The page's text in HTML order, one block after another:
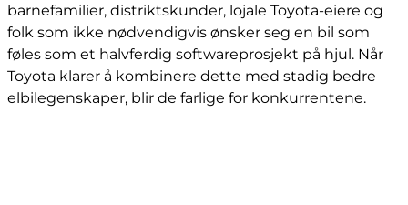
barnefamilier, distriktskunder, lojale Toyota-eiere og
folk som ikke nødvendigvis ønsker seg en bil som
føles som et halvferdig softwareprosjekt på hjul. Når
Toyota klarer å kombinere dette med stadig bedre
elbilegenskaper, blir de farlige for konkurrentene.